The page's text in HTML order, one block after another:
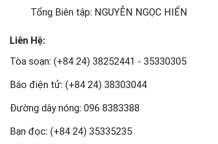
Tổng Biên tập: NGUYỄN NGỌC HIỂN
Liên Hệ:
Tòa soạn: (+84 24) 38252441 - 35330305
Báo điện tử: (+84 24) 38303044
Đường dây nóng: 096 8383388
Bạn đọc: (+84 24) 35335235